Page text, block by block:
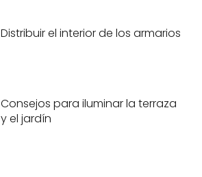
Distribuir el interior de los armarios
Consejos para iluminar la terraza
y el jardín